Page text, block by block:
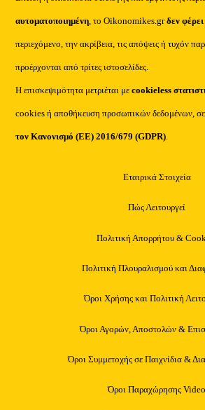
αυτοματοποιημένη, το Oikonomikes.grδεν
περιεχόμενο, την ακρίβεια, τις απόψεις ή τυχόν
προέρχονται από τρίτες ιστοσελίδες.
Η επισκεψιμότητα μετριέται μεcookieless
cookies ή αποθήκευση προσωπικών δεδομένων,
τον Κανονισμό (ΕΕ) 2016/679 (GDPR).
Εταιρικά Στοιχεία
Πώς Λειτουργεί
Πολιτική Απορρήτου &
Πολιτική Πλουραλισμού και
Όροι Χρήσης και Πολιτική
Όροι Αγορών, Αποστολών &
Όροι Συμμετοχής σε Παιχνίδια &
Όροι Παραχώρησης Video